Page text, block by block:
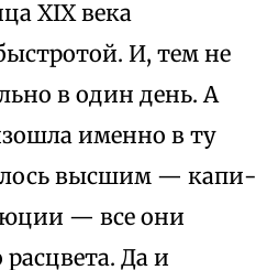
XIX века
И, тем не
в один день. А
именно в ту
высшим — капи­
— все они
Да и